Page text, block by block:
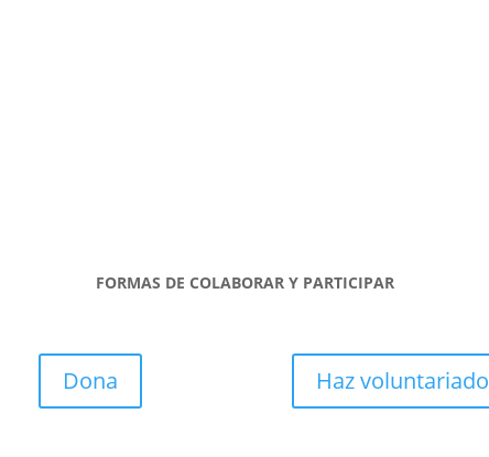
FORMAS DE COLABORAR Y PARTICIPAR
Dona Haz voluntariado